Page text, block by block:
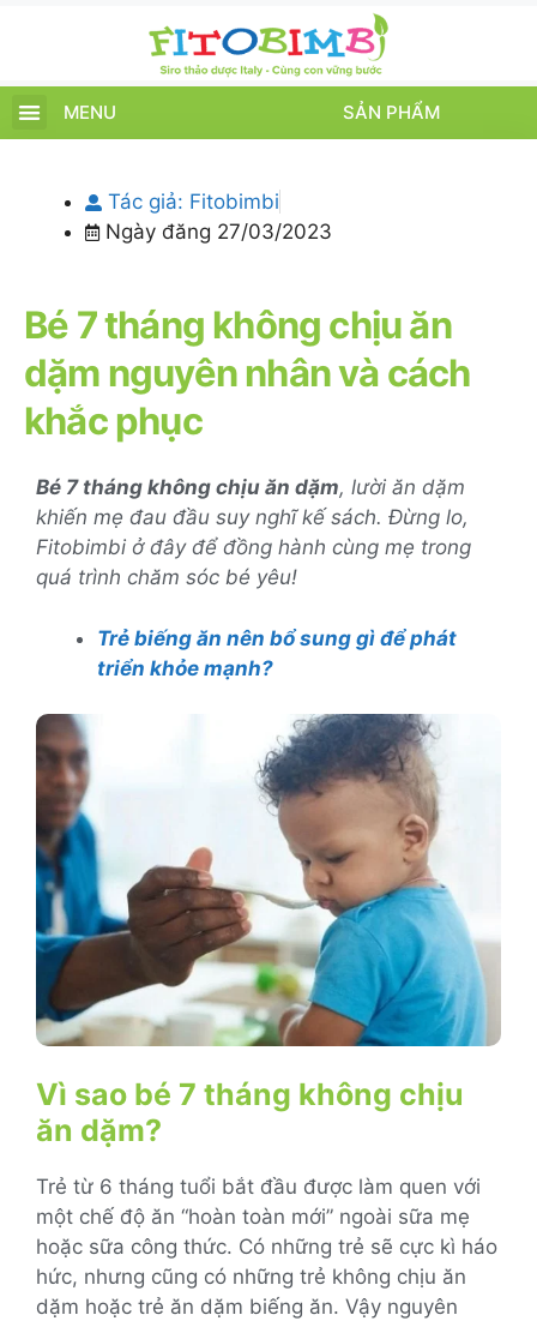
MENU SẢN PHẨM
Tác giả: Fitobimbi
Ngày đăng 27/03/2023
Bé 7 tháng không chịu ăn
dặm nguyên nhân và cách
khắc phục
Bé 7 tháng không chịu ăn dặm, lười ăn dặm
khiến mẹ đau đầu suy nghĩ kế sách. Đừng lo,
Fitobimbi ở đây để đồng hành cùng mẹ trong
quá trình chăm sóc bé yêu!
Trẻ biếng ăn nên bổ sung gì để phát
triển khỏe mạnh?
Vì sao bé 7 tháng không chịu
ăn dặm?
Trẻ từ 6 tháng tuổi bắt đầu được làm quen với
một chế độ ăn “hoàn toàn mới” ngoài sữa mẹ
hoặc sữa công thức. Có những trẻ sẽ cực kì háo
hức, nhưng cũng có những trẻ không chịu ăn
dặm hoặc trẻ ăn dặm biếng ăn. Vậy nguyên